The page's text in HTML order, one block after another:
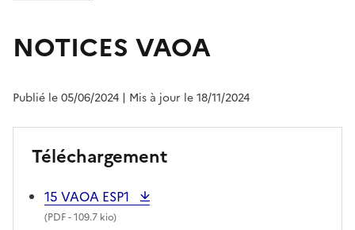
NOTICES VAOA
Publié le 05/06/2024 | Mis à jour le 18/11/2024
Téléchargement
15 VAOA ESP1
(PDF- 109.7 kio)